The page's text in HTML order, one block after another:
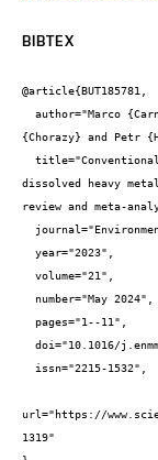
BIBTEX
@article{BUT185781,
{Chorazy} and Petr
dissolved heavy
review and meta-
url="https://
1319"